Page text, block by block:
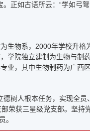
正如古语所云：“学如弓
生物系，2000年学校升
院独立建制为生物与
，其中生物制药为广西
树人根本任务，实现全
获三星级党支部。坚
。